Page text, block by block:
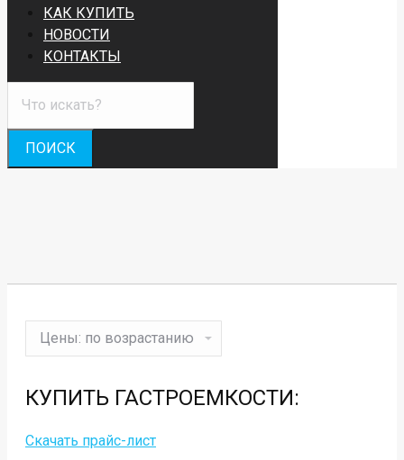
КАК КУПИТЬ
НОВОСТИ
КОНТАКТЫ
КУПИТЬ ГАСТРОЕМКОСТИ:
Скачать прайс-лист